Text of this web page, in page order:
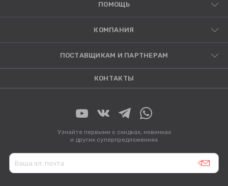
ПОМОЩЬ
КОМПАНИЯ
ПОСТАВЩИКАМ И ПАРТНЕРАМ
КОНТАКТЫ
Узнайте первыми о скидках, новинках
и других суперпредложениях